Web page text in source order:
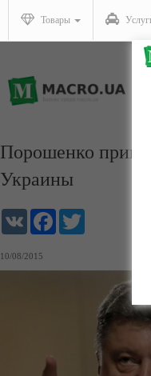
Товары
Порошенко
Украины
VK Facebook
10/08/2015